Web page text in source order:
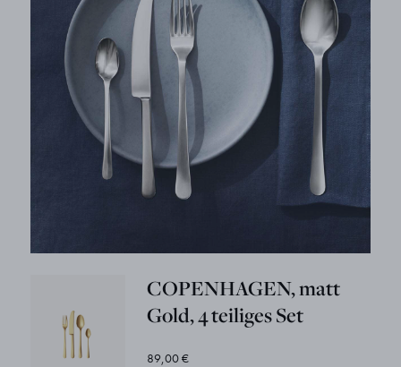
COPENHAGEN, matt
Gold, 4 teiliges Set
89,00 €